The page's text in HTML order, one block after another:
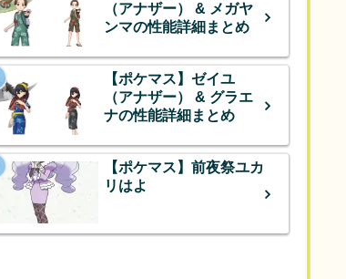
（アナザー） & メガヤ
ンマの性能詳細まとめ
【ポケマス】ゼイユ
（アナザー） & グラエ
ナの性能詳細まとめ
【ポケマス】前夜祭ユカ
リはよ